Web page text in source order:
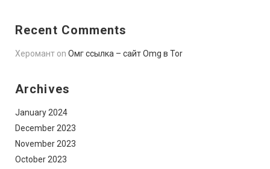
Recent Comments
Херомант on Омг ссылка – сайт Omg в Tor
Archives
January 2024
December 2023
November 2023
October 2023